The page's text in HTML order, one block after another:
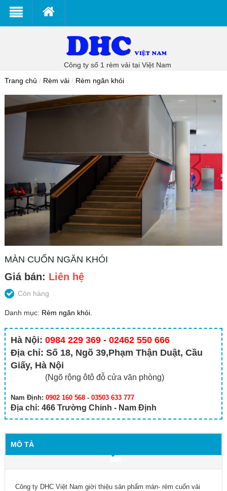
Công ty số 1 rèm vải tại Việt Nam
Trang chủ / Rèm vải / Rèm ngăn khói
MÀN CUỐN NGĂN KHÓI
Giá bán: Liên hệ
Còn hàng
Danh mục: Rèm ngăn khói
Hà Nội: 0984 229 369 - 02462 550 666
Địa chỉ: Số 18, Ngõ 39,Phạm Thận Duật, Cầu
Giấy, Hà Nội
(Ngõ rộng ôtô đỗ cửa văn phòng)
Nam Định: 0902 160 568 - 03503 633 777
Địa chỉ: 466 Trường Chinh - Nam Định
MÔ TẢ
Công ty DHC Việt Nam giời thiệu sản phẩm màn- rèm cuốn vải